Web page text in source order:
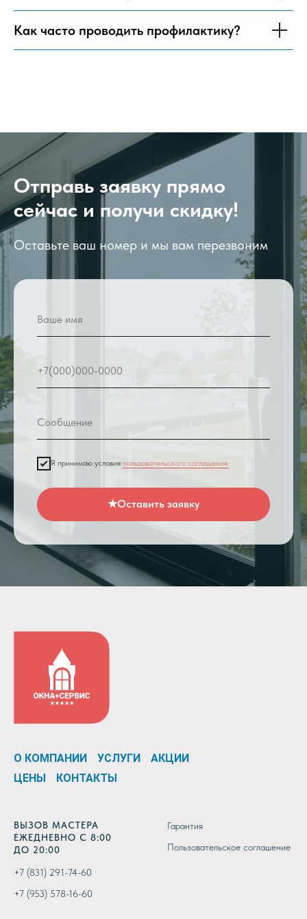
Как часто проводить профилактику?
Отправь заявку прямо
сейчас и получи скидку!
Оставьте ваш номер и мы вам перезвоним
Ваше имя
+7(000)000-0000
Сообщение
Я принимаю условия пользовательского соглашения.
★Оставить заявку
О КОМПАНИИ УСЛУГИ
АКЦИИ
ЦЕНЫ
КОНТАКТЫ
ВЫЗОВ МАСТЕРА
ЕЖЕДНЕВНО С 8:00
ДО 20:00
+7 (831) 291-74-60
+7 (953) 578-16-60
Гарантия
Пользовательское соглашение